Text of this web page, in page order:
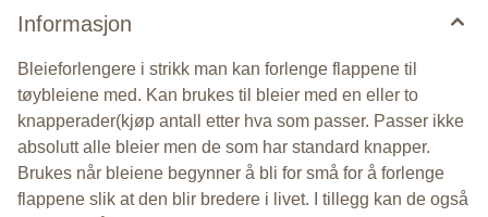
Informasjon
Bleieforlengere i strikk man kan forlenge flappene til
tøybleiene med. Kan brukes til bleier med en eller to
knapperader(kjøp antall etter hva som passer. Passer ikke
absolutt alle bleier men de som har standard knapper.
Brukes når bleiene begynner å bli for små for å forlenge
flappene slik at den blir bredere i livet. I tillegg kan de også